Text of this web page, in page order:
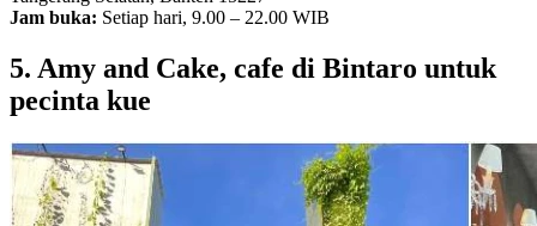
Jam buka: Setiap hari, 9.00 – 22.00 WIB
5. Amy and Cake, cafe di Bintaro untuk
pecinta kue